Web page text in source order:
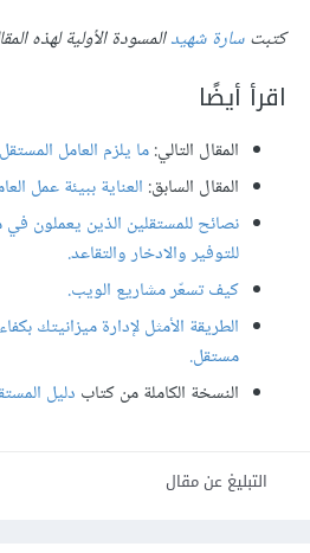
كتبتسارة شهيدالمسودة الأولية لهذه
اقرأ أيضًا
المقال التالي:ما يلزم العامل
المقال السابق: العناية ببيئة عمل
نصائح للمستقلين الذين يعملون
للتوفير والادخار والتقاعد.
كيف تسعّر مشاريع الويب.
الطريقة الأمثل لإدارة ميزانيتك
مستقل.
النسخة الكاملة من كتاب دليل
التبليغ عن مقال